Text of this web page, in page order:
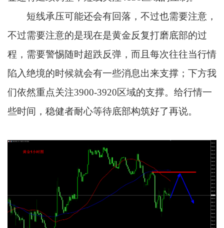
短线承压可能还会有回落，不过也需要注意，
不过需要注意的是现在是黄金反复打磨底部的过
程，需要警惕随时超跌反弹，而且每次往往当行情
陷入绝境的时候就会有一些消息出来支撑；下方我
们依然重点关注3900-3920区域的支撑。给行情一
些时间，稳健者耐心等待底部构筑好了再说。